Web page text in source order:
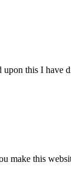
this I have
make this